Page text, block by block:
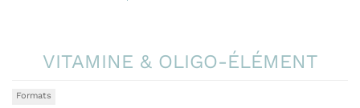
VITAMINE & OLIGO-ÉLÉMENT
Formats